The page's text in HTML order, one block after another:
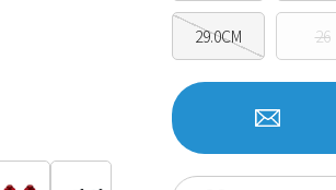
29.0CM 26